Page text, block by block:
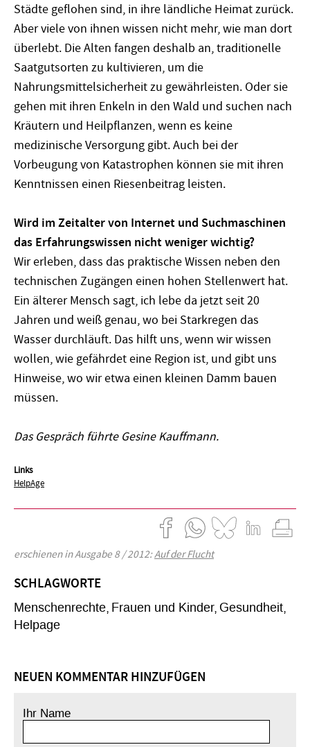
Städte geflohen sind, in ihre ländliche Heimat zurück.
Aber viele von ihnen wissen nicht mehr, wie man dort
überlebt. Die Alten fangen deshalb an, traditionelle
Saatgutsorten zu kultivieren, um die
Nahrungsmittelsicherheit zu gewährleisten. Oder sie
gehen mit ihren Enkeln in den Wald und suchen nach
Kräutern und Heilpflanzen, wenn es keine
medizinische Versorgung gibt. Auch bei der
Vorbeugung von Katastrophen können sie mit ihren
Kenntnissen einen Riesenbeitrag leisten.
Wird im Zeitalter von Internet und Suchmaschinen
das Erfahrungswissen nicht weniger wichtig?
Wir erleben, dass das praktische Wissen neben den
technischen Zugängen einen hohen Stellenwert hat.
Ein älterer Mensch sagt, ich lebe da jetzt seit 20
Jahren und weiß genau, wo bei Starkregen das
Wasser durchläuft. Das hilft uns, wenn wir wissen
wollen, wie gefährdet eine Region ist, und gibt uns
Hinweise, wo wir etwa einen kleinen Damm bauen
müssen.
Das Gespräch führte Gesine Kauffmann.
Links
HelpAge
erschienen in Ausgabe 8 / 2012:Auf der Flucht
SCHLAGWORTE
Menschenrechte Frauen und Kinder Gesundheit
Helpage
NEUEN KOMMENTAR HINZUFÜGEN
Ihr Name